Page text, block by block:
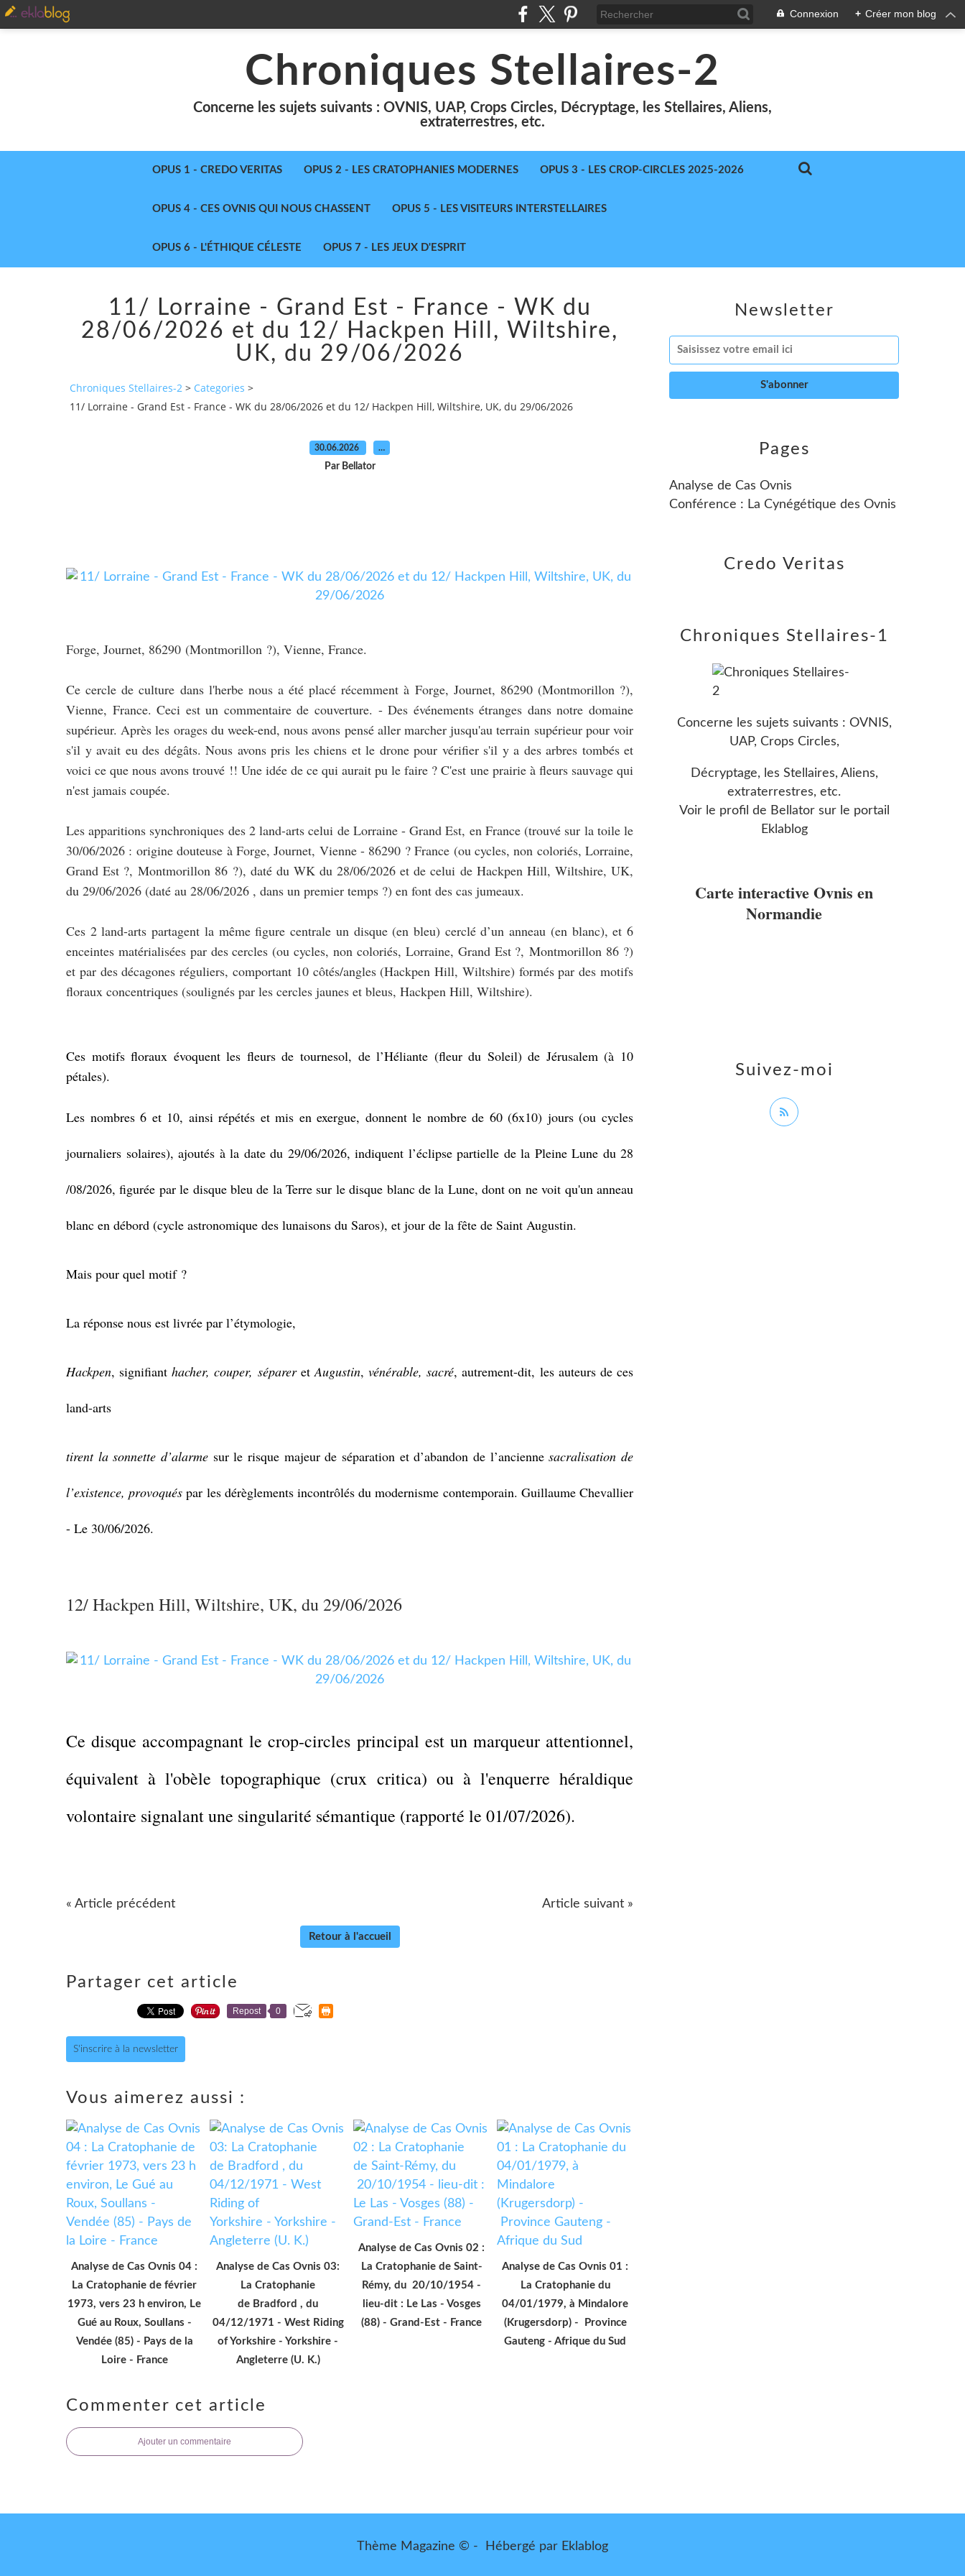
Connexion + Créer mon blog
Chroniques Stellaires-2
Concerne les sujets suivants : OVNIS, UAP, Crops Circles, Décryptage, les Stellaires, Aliens,
extraterrestres, etc.
OPUS 1 - CREDO VERITAS OPUS 2 - LES CRATOPHANIES MODERNES OPUS 3 - LES CROP-CIRCLES 2025-2026
OPUS 4 - CES OVNIS QUI NOUS CHASSENT OPUS 5 - LES VISITEURS INTERSTELLAIRES
OPUS 6 - L'ÉTHIQUE CÉLESTE OPUS 7 - LES JEUX D'ESPRIT
11/ Lorraine - Grand Est - France - WK du
28/06/2026 et du 12/ Hackpen Hill, Wiltshire,
UK, du 29/06/2026
Chroniques Stellaires-2 > Categories >
11/ Lorraine - Grand Est - France - WK du 28/06/2026 et du 12/ Hackpen Hill, Wiltshire, UK, du 29/06/2026
30.06.2026 …
Par Bellator
Forge, Journet, 86290 (Montmorillon ?), Vienne, France.
Ce cercle de culture dans l'herbe nous a été placé récemment à Forge, Journet, 86290 (Montmorillon ?),
Vienne, France. Ceci est un commentaire de couverture. - Des événements étranges dans notre domaine
supérieur. Après les orages du week-end, nous avons pensé aller marcher jusqu'au terrain supérieur pour voir
s'il y avait eu des dégâts. Nous avons pris les chiens et le drone pour vérifier s'il y a des arbres tombés et
voici ce que nous avons trouvé !! Une idée de ce qui aurait pu le faire ? C'est une prairie à fleurs sauvage qui
n'est jamais coupée.
Les apparitions synchroniques des 2 land-arts celui de Lorraine - Grand Est, en France (trouvé sur la toile le
30/06/2026 : origine douteuse à Forge, Journet, Vienne - 86290 ? France (ou cycles, non coloriés, Lorraine,
Grand Est ?, Montmorillon 86 ?), daté du WK du 28/06/2026 et de celui de Hackpen Hill, Wiltshire, UK,
du 29/06/2026 (daté au 28/06/2026 , dans un premier temps ?) en font des cas jumeaux.
Ces 2 land-arts partagent la même figure centrale un disque (en bleu) cerclé d’un anneau (en blanc), et 6
enceintes matérialisées par des cercles (ou cycles, non coloriés, Lorraine, Grand Est ?, Montmorillon 86 ?)
et par des décagones réguliers, comportant 10 côtés/angles (Hackpen Hill, Wiltshire) formés par des motifs
floraux concentriques (soulignés par les cercles jaunes et bleus, Hackpen Hill, Wiltshire).
Ces motifs floraux évoquent les fleurs de tournesol, de l’Héliante (fleur du Soleil) de Jérusalem (à 10
pétales).
Les nombres 6 et 10, ainsi répétés et mis en exergue, donnent le nombre de 60 (6x10) jours (ou cycles
journaliers solaires), ajoutés à la date du 29/06/2026, indiquent l’éclipse partielle de la Pleine Lune du 28
/08/2026, figurée par le disque bleu de la Terre sur le disque blanc de la Lune, dont on ne voit qu'un anneau
blanc en débord (cycle astronomique des lunaisons du Saros), et jour de la fête de Saint Augustin.
Mais pour quel motif ?
La réponse nous est livrée par l’étymologie,
Hackpen, signifianthacher, couper, sépareret Augustin,vénérable, sacré, autrement-dit, les auteurs de ces
land-arts
tirent la sonnette d’alarme sur le risque majeur de séparation et d’abandon de l’anciennesacralisationde
l’existence,provoqués par les dérèglements incontrôlés du modernisme contemporain. Guillaume Chevallier
- Le 30/06/2026.
12/ Hackpen Hill, Wiltshire, UK, du 29/06/2026
Ce disque accompagnant le crop-circles principal est un marqueur attentionnel,
équivalent à l'obèle topographique (crux critica) ou à l'enquerre héraldique
volontaire signalant une singularité sémantique (rapporté le 01/07/2026).
« Article précédent Article suivant »
Retour à l'accueil
Partager cet article
Repost 0
S'inscrire à la newsletter
Vous aimerez aussi :
Analyse de Cas Ovnis 04 :
La Cratophanie de février
1973, vers 23 h environ, Le
Gué au Roux, Soullans -
Vendée (85) - Pays de la
Loire - France
Analyse de Cas Ovnis 03:
La Cratophanie
de Bradford , du
04/12/1971 - West Riding
of Yorkshire - Yorkshire -
Angleterre (U. K.)
Analyse de Cas Ovnis 02 :
La Cratophanie de Saint-
Rémy, du 20/10/1954 -
lieu-dit : Le Las - Vosges
(88) - Grand-Est - France
Analyse de Cas Ovnis 01 :
La Cratophanie du
04/01/1979, à Mindalore
(Krugersdorp) - Province
Gauteng - Afrique du Sud
Commenter cet article
Ajouter un commentaire
Newsletter
Pages
Analyse de Cas Ovnis
Conférence : La Cynégétique des Ovnis
Suivez-moi
Credo Veritas
Chroniques Stellaires-1
Concerne les sujets suivants : OVNIS,
UAP, Crops Circles,
Décryptage, les Stellaires, Aliens,
extraterrestres, etc.
Voir le profil de Bellator sur le portail
Eklablog
Carte interactive Ovnis en
Normandie
Thème Magazine © - Hébergé par Eklablog